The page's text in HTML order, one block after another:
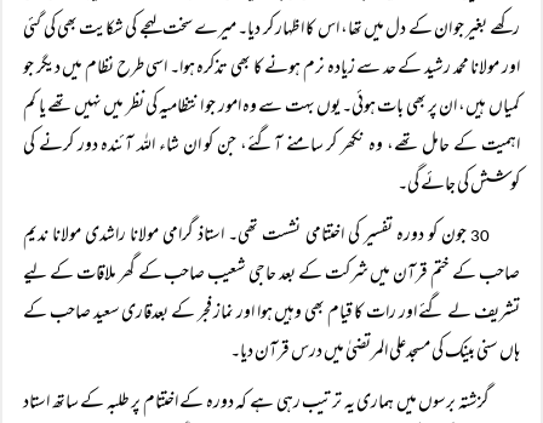
رکھے بغیر جو ان کے دل میں تھا، اس کا اظہار کر دیا۔ میرے سخت لہجے کی شکایت بھی کی گئی
اور مولانا محمد رشید کے حد سے زیادہ نرم ہونے کا بھی تذکرہ ہوا۔ اسی طرح نظام میں دیگر جو
کمیاں ہیں، ان پر بھی بات ہوئی۔ یوں بہت سے وہ امور جو انتظامیہ کی نظر میں نہیں تھے یا کم
اہمیت کے حامل تھے، وہ نکھر کر سامنے آگئے، جن کو ان شاء اللہ آئندہ دور کرنے کی
کوشش کی جائے گی۔
30 جون کو دورہ تفسیر کی اختتامی نشست تھی۔ استاذ گرامی مولانا راشدی مولانا ندیم
صاحب کے ختم قرآن میں شرکت کے بعد حاجی شعیب صاحب کے گھر ملاقات کے لیے
تشریف لے گئے اور رات کا قیام بھی وہیں ہوا اور نماز فجر کے بعدقاری سعید صاحب کے
ہاں سنی بینک کی مسجدعلی المرتضیٰ میں درس قرآن دیا۔
گزشتہ برسوں میں ہماری یہ ترتیب رہی ہے کہ دورہ کے اختتام پر طلبہ کے ساتھ استاد